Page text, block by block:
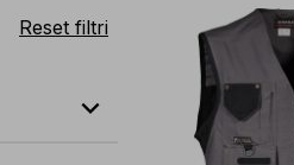
Reset filtri
expand_less